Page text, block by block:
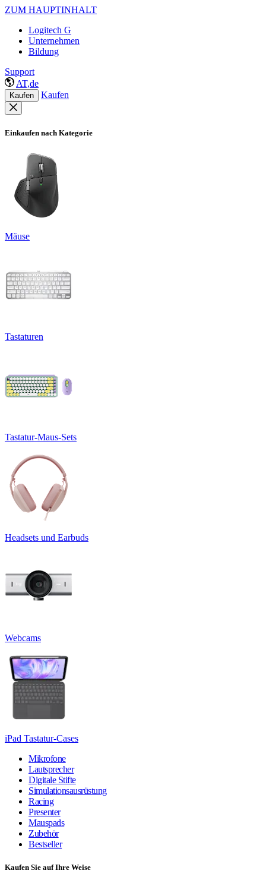
ZUM HAUPTINHALT
Logitech G
Unternehmen
Bildung
Support
AT,de
Kaufen Kaufen
Einkaufen nach Kategorie
Mäuse
Tastaturen
Tastatur-Maus-Sets
Headsets und Earbuds
Webcams
iPad Tastatur-Cases
Mikrofone
Lautsprecher
Digitale Stifte
Simulationsausrüstung
Racing
Presenter
Mauspads
Zubehör
Bestseller
Kaufen Sie auf Ihre Weise